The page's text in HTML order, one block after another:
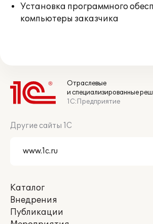
Установка программного
компьютеры заказчика
Отраслевые
и специализированные
1С:Предприятие
Другие сайты 1С
Каталог
Внедрения
Публикации